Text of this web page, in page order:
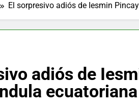
El sorpresivo adiós de Iesmin
adiós de
ecuatoriana